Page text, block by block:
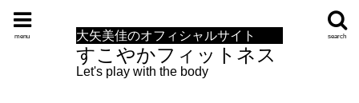
大矢美佳のオフィシャルサイト
すこやかフィットネス
Let's play with the body
search
menu